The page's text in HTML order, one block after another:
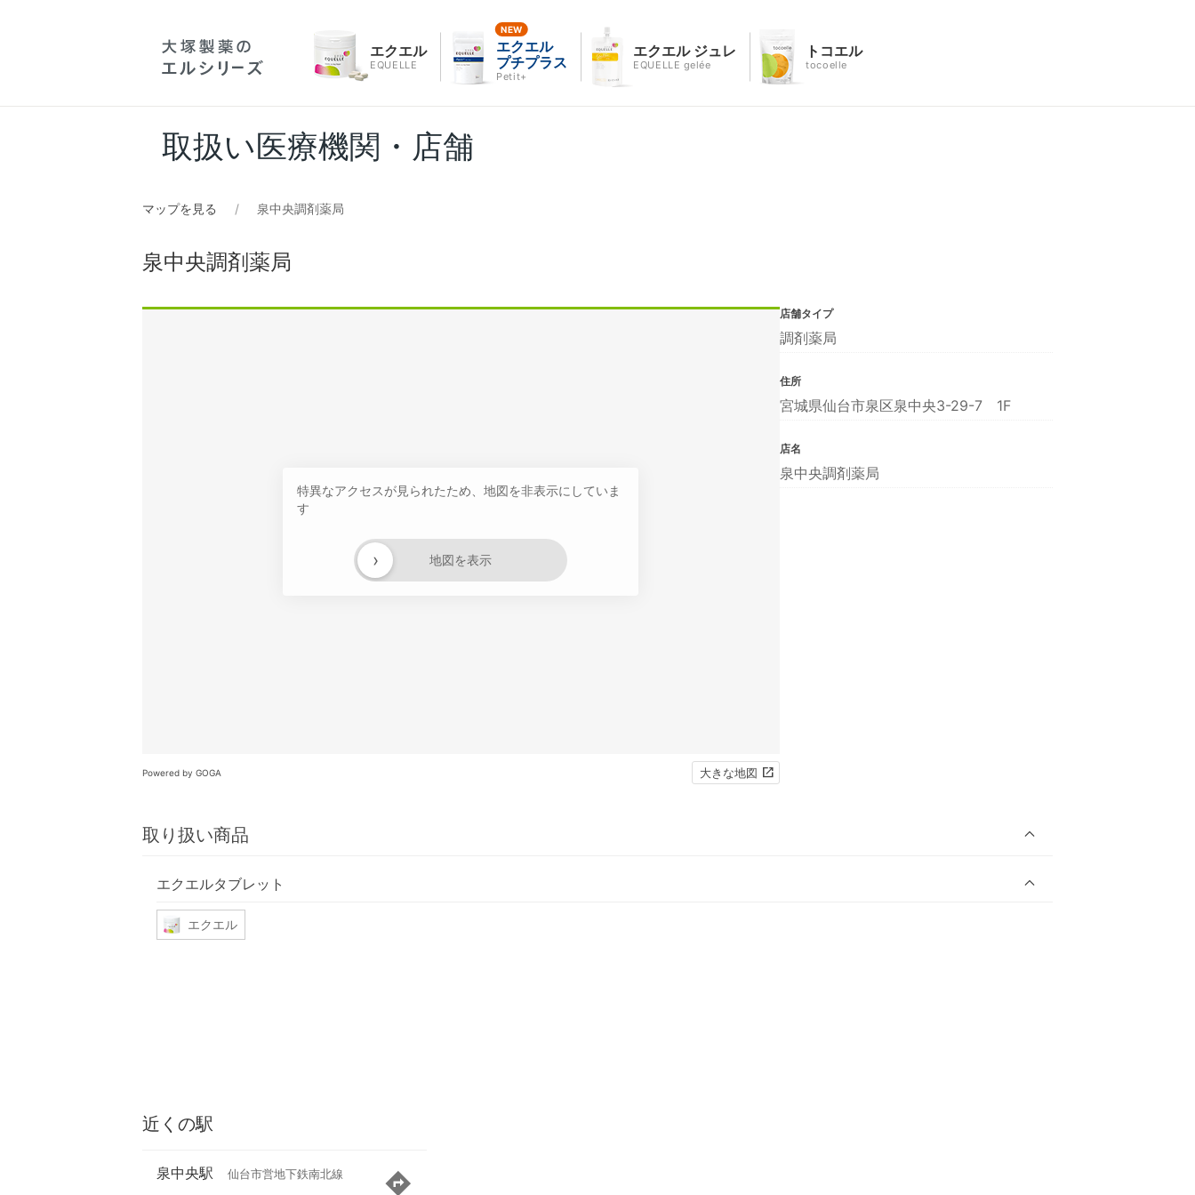
エクエル
EQUELLE
エクエル
プチプラス
Petit+
エクエル ジュレ
EQUELLE gelée
トコエル
tocoelle
取扱い医療機関・店舗
マップを見る 泉中央調剤薬局
泉中央調剤薬局
特異なアクセスが見られたため、地図を非表示にしていま
す
地図を表示
›
Powered by GOGA 大きな地図
取り扱い商品
エクエルタブレット
エクエル
店舗タイプ
調剤薬局
住所
宮城県仙台市泉区泉中央3-29-7 1F
店名
泉中央調剤薬局
近くの駅
泉中央駅 仙台市営地下鉄南北線